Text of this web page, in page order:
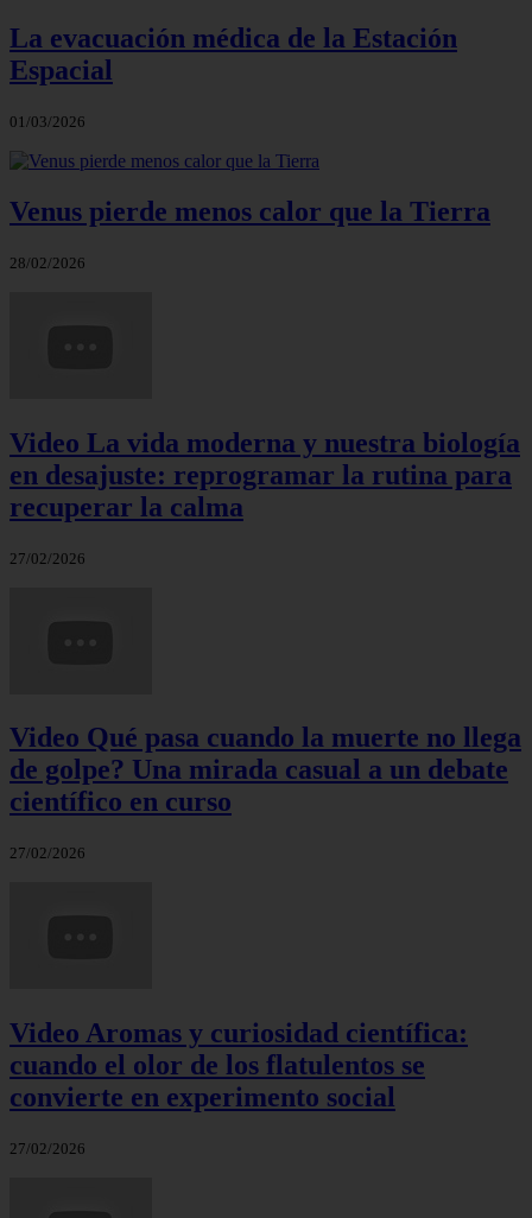
La evacuación médica de la Estación
Espacial
01/03/2026
Venus pierde menos calor que la Tierra
28/02/2026
Video La vida moderna y nuestra biología
en desajuste: reprogramar la rutina para
recuperar la calma
27/02/2026
Video Qué pasa cuando la muerte no llega
de golpe? Una mirada casual a un debate
científico en curso
27/02/2026
Video Aromas y curiosidad científica:
cuando el olor de los flatulentos se
convierte en experimento social
27/02/2026